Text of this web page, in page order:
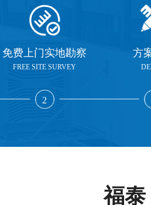
免费上门实地勘察
FREE SITE SURVEY
2
方
福泰